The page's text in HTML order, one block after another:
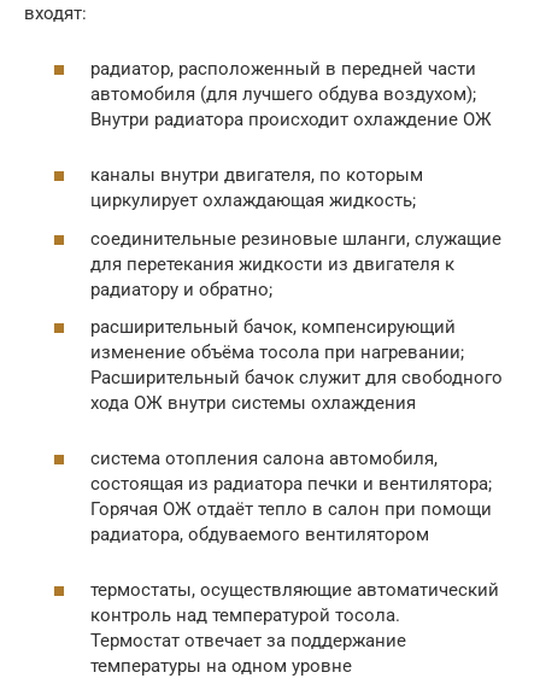
входят:
радиатор, расположенный в передней части
автомобиля (для лучшего обдува воздухом);
Внутри радиатора происходит охлаждение ОЖ
каналы внутри двигателя, по которым
циркулирует охлаждающая жидкость;
соединительные резиновые шланги, служащие
для перетекания жидкости из двигателя к
радиатору и обратно;
расширительный бачок, компенсирующий
изменение объёма тосола при нагревании;
Расширительный бачок служит для свободного
хода ОЖ внутри системы охлаждения
система отопления салона автомобиля,
состоящая из радиатора печки и вентилятора;
Горячая ОЖ отдаёт тепло в салон при помощи
радиатора, обдуваемого вентилятором
термостаты, осуществляющие автоматический
контроль над температурой тосола.
Термостат отвечает за поддержание
температуры на одном уровне